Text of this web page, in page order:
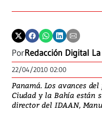
PorRedacción Digital
22/04/2010 02:00
Panamá. Los avances
Ciudad y la Bahía están
director del IDAAN,